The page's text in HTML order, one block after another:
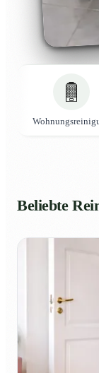
Beliebte